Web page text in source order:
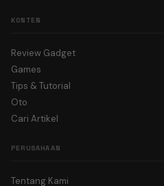
KONTEN
Review Gadget
Games
Tips & Tutorial
Oto
Cari Artikel
PERUSAHAAN
Tentang Kami